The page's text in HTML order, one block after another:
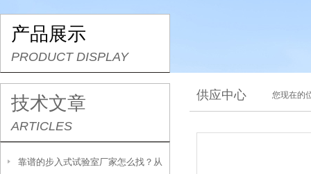
产品展示
PRODUCT DISPLAY
技术文章
ARTICLES
靠谱的步入式试验室厂家怎么找？从
供应中心 您现在的